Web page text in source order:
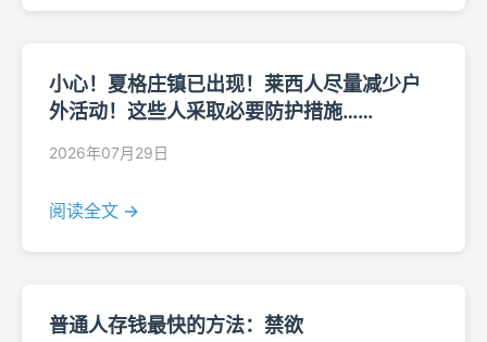
小心！夏格庄镇已出现！莱西人尽量减少户
外活动！这些人采取必要防护措施……
2026年07月29日
阅读全文 →
普通人存钱最快的方法：禁欲